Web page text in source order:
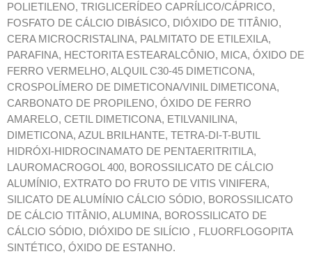
POLIETILENO, TRIGLICERÍDEO CAPRÍLICO/CÁPRICO,
FOSFATO DE CÁLCIO DIBÁSICO, DIÓXIDO DE TITÂNIO,
CERA MICROCRISTALINA, PALMITATO DE ETILEXILA,
PARAFINA, HECTORITA ESTEARALCÔNIO, MICA, ÓXIDO DE
FERRO VERMELHO, ALQUIL C30-45 DIMETICONA,
CROSPOLÍMERO DE DIMETICONA/VINIL DIMETICONA,
CARBONATO DE PROPILENO, ÓXIDO DE FERRO
AMARELO, CETIL DIMETICONA, ETILVANILINA,
DIMETICONA, AZUL BRILHANTE, TETRA-DI-T-BUTIL
HIDRÓXI-HIDROCINAMATO DE PENTAERITRITILA,
LAUROMACROGOL 400, BOROSSILICATO DE CÁLCIO
ALUMÍNIO, EXTRATO DO FRUTO DE VITIS VINIFERA,
SILICATO DE ALUMÍNIO CÁLCIO SÓDIO, BOROSSILICATO
DE CÁLCIO TITÂNIO, ALUMINA, BOROSSILICATO DE
CÁLCIO SÓDIO, DIÓXIDO DE SILÍCIO , FLUORFLOGOPITA
SINTÉTICO, ÓXIDO DE ESTANHO.